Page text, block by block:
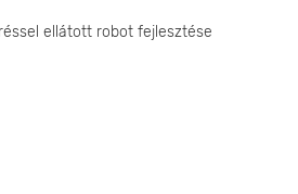
ellátott robot fejlesztése